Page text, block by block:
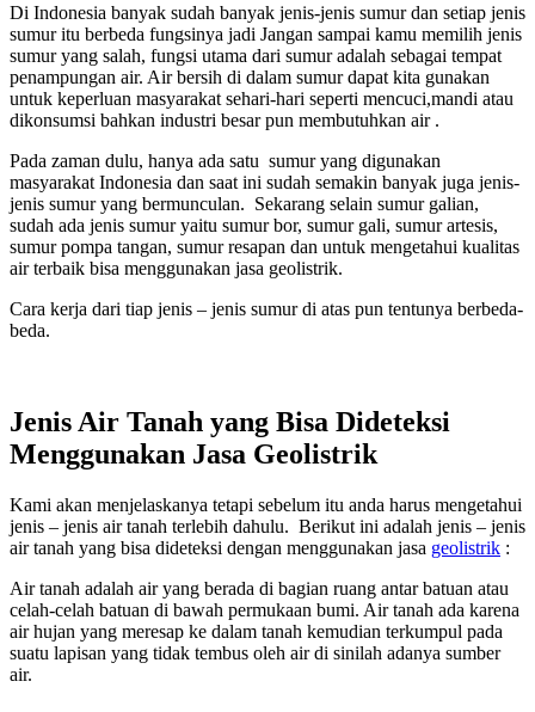
Di Indonesia banyak sudah banyak jenis-jenis sumur dan setiap jenis
sumur itu berbeda fungsinya jadi Jangan sampai kamu memilih jenis
sumur yang salah, fungsi utama dari sumur adalah sebagai tempat
penampungan air. Air bersih di dalam sumur dapat kita gunakan
untuk keperluan masyarakat sehari-hari seperti mencuci,mandi atau
dikonsumsi bahkan industri besar pun membutuhkan air .
Pada zaman dulu, hanya ada satu sumur yang digunakan
masyarakat Indonesia dan saat ini sudah semakin banyak juga jenis-
jenis sumur yang bermunculan. Sekarang selain sumur galian,
sudah ada jenis sumur yaitu sumur bor, sumur gali, sumur artesis,
sumur pompa tangan, sumur resapan dan untuk mengetahui kualitas
air terbaik bisa menggunakan jasa geolistrik.
Cara kerja dari tiap jenis – jenis sumur di atas pun tentunya berbeda-
beda.
Jenis Air Tanah yang Bisa Dideteksi
Menggunakan Jasa Geolistrik
Kami akan menjelaskanya tetapi sebelum itu anda harus mengetahui
jenis – jenis air tanah terlebih dahulu. Berikut ini adalah jenis – jenis
air tanah yang bisa dideteksi dengan menggunakan jasa geolistrik :
Air tanah adalah air yang berada di bagian ruang antar batuan atau
celah-celah batuan di bawah permukaan bumi. Air tanah ada karena
air hujan yang meresap ke dalam tanah kemudian terkumpul pada
suatu lapisan yang tidak tembus oleh air di sinilah adanya sumber
air.